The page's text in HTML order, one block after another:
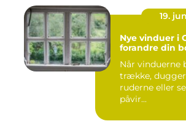
19. jun
Nye vinduer i
forandre din
Når vinduerne
trække,
ruderne eller
påvir...